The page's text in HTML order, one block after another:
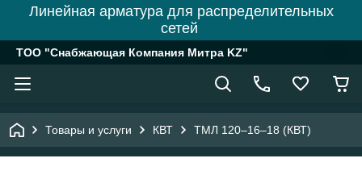
Линейная арматура для распределительных
сетей
ТОО "Снабжающая Компания Митра KZ"
Товары и услуги КВТ ТМЛ 120–16–18 (КВТ)